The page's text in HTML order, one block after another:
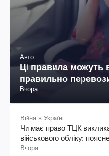
Авто
Ці правила можуть
правильно
Вчора
Війна в Україні
Чи має право ТЦК
військового обліку:
Вчора